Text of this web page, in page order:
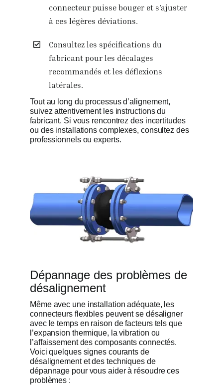
connecteur puisse bouger et s’ajuster
à ces légères déviations.
Consultez les spécifications du
fabricant pour les décalages
recommandés et les déflexions
latérales.
Tout au long du processus d’alignement,
suivez attentivement les instructions du
fabricant. Si vous rencontrez des incertitudes
ou des installations complexes, consultez des
professionnels ou experts.
Dépannage des problèmes de
désalignement
Même avec une installation adéquate, les
connecteurs flexibles peuvent se désaligner
avec le temps en raison de facteurs tels que
l’expansion thermique, la vibration ou
l’affaissement des composants connectés.
Voici quelques signes courants de
désalignement et des techniques de
dépannage pour vous aider à résoudre ces
problèmes :